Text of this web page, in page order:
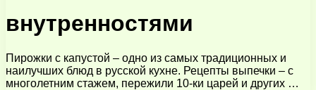
внутренностями
Пирожки с капустой – одно из самых традиционных и
наилучших блюд в русской кухне. Рецепты выпечки – с
многолетним стажем, пережили 10-ки царей и других …